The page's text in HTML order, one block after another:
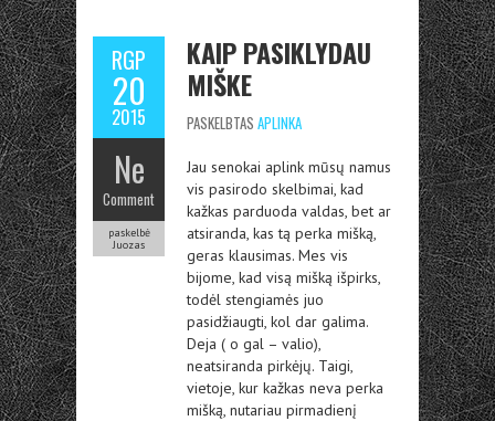
RGP
20
2015
Ne
Comment
paskelbė
Juozas
KAIP PASIKLYDAU
MIŠKE
PASKELBTAS APLINKA
Jau senokai aplink mūsų namus
vis pasirodo skelbimai, kad
kažkas parduoda valdas, bet ar
atsiranda, kas tą perka mišką,
geras klausimas. Mes vis
bijome, kad visą mišką išpirks,
todėl stengiamės juo
pasidžiaugti, kol dar galima.
Deja ( o gal – valio),
neatsiranda pirkėjų. Taigi,
vietoje, kur kažkas neva perka
mišką, nutariau pirmadienį